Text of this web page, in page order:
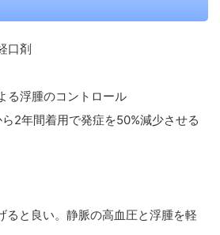
口剤
る浮腫のコントロール
2年間着用で発症を50%減少させる
と良い。静脈の高血圧と浮腫を軽